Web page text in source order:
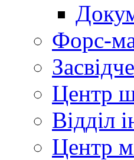
Форс-
Центр
Відділ
Центр